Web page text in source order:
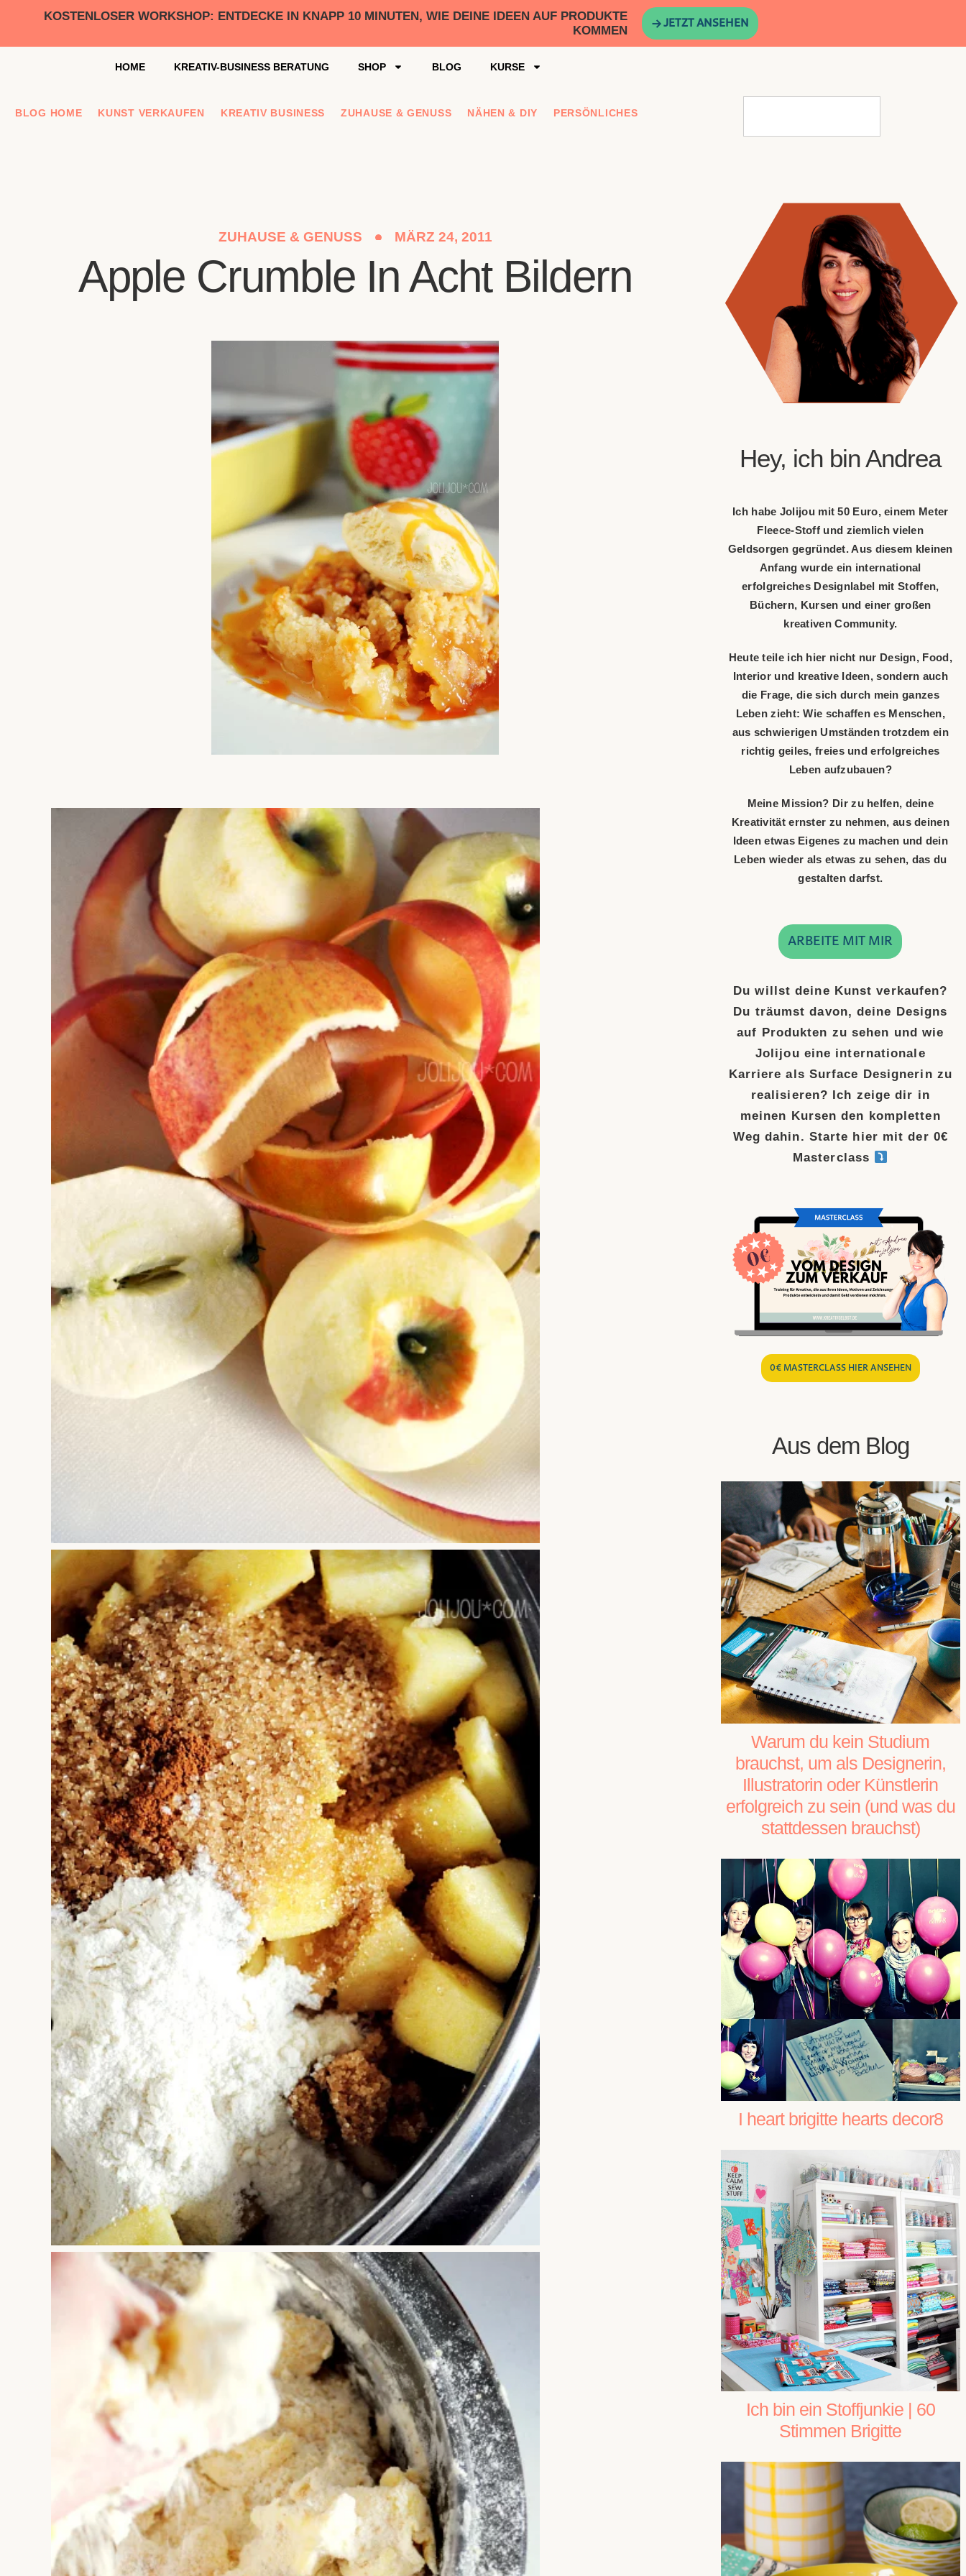
KOSTENLOSER WORKSHOP: ENTDECKE IN KNAPP 10 MINUTEN, WIE DEINE IDEEN AUF PRODUKTE
KOMMEN
→ JETZT ANSEHEN
HOME KREATIV-BUSINESS BERATUNG SHOP BLOG KURSE
BLOG HOME KUNST VERKAUFEN KREATIV BUSINESS ZUHAUSE & GENUSS NÄHEN & DIY PERSÖNLICHES
ZUHAUSE & GENUSS MÄRZ 24, 2011
Apple Crumble In Acht Bildern
Hey, ich bin Andrea
Ich habe Jolijou mit 50 Euro, einem Meter
Fleece-Stoff und ziemlich vielen
Geldsorgen gegründet. Aus diesem kleinen
Anfang wurde ein international
erfolgreiches Designlabel mit Stoffen,
Büchern, Kursen und einer großen
kreativen Community.
Heute teile ich hier nicht nur Design, Food,
Interior und kreative Ideen, sondern auch
die Frage, die sich durch mein ganzes
Leben zieht: Wie schaffen es Menschen,
aus schwierigen Umständen trotzdem ein
richtig geiles, freies und erfolgreiches
Leben aufzubauen?
Meine Mission? Dir zu helfen, deine
Kreativität ernster zu nehmen, aus deinen
Ideen etwas Eigenes zu machen und dein
Leben wieder als etwas zu sehen, das du
gestalten darfst.
ARBEITE MIT MIR
Du willst deine Kunst verkaufen?
Du träumst davon, deine Designs
auf Produkten zu sehen und wie
Jolijou eine internationale
Karriere als Surface Designerin zu
realisieren? Ich zeige dir in
meinen Kursen den kompletten
Weg dahin. Starte hier mit der 0€
Masterclass
0€ MASTERCLASS HIER ANSEHEN
Aus dem Blog
Warum du kein Studium
brauchst, um als Designerin,
Illustratorin oder Künstlerin
erfolgreich zu sein (und was du
stattdessen brauchst)
I heart brigitte hearts decor8
Ich bin ein Stoffjunkie | 60
Stimmen Brigitte